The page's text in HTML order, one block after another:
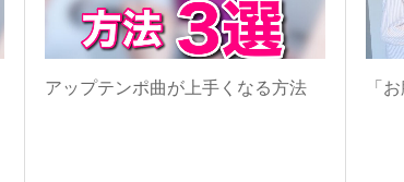
アップテンポ曲が上手くなる方法 「